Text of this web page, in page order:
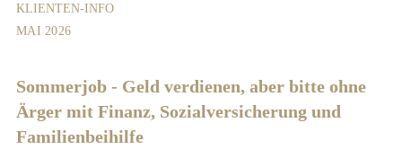
KLIENTEN-INFO
MAI 2026
Sommerjob - Geld verdienen, aber bitte ohne
Ärger mit Finanz, Sozialversicherung und
Familienbeihilfe